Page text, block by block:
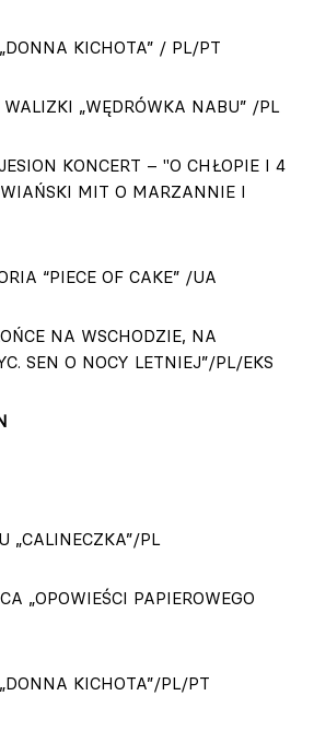
KICHOTA” / PL/PT
WALIZKI „WĘDRÓWKA NABU” /PL
KONCERT – "O CHŁOPIE I 4
MIT O MARZANNIE I
“PIECE OF CAKE” /UA
NA WSCHODZIE, NA
SEN O NOCY LETNIEJ”/PL/EKS
„CALINECZKA”/PL
„OPOWIEŚCI PAPIEROWEGO
KICHOTA”/PL/PT